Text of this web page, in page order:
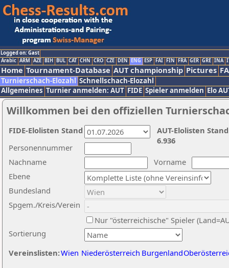
Logged on: Gast
Arabic ARM AZE BIH BUL CAT CHN CRO CZE DEN ENG ESP FAI FIN FRA GER GRE INA
Home Tournament-Database AUT championship Pictures
Turnierschach-Elozahl Schnellschach-Elozahl
Allgemeines Turnier anmelden: AUT FIDE Spieler anmelden Elo
Willkommen bei den offiziellen
Nachname
Vorname
Ebene
Sortierung
Personennummer
Bundesland
Spgem./Kreis/Verein
Nur "österreichische" Spieler
Vereinslisten:Wien Niederösterreich Burgenland
AUT-Elolisten
6.936
FIDE-Elolisten Stand